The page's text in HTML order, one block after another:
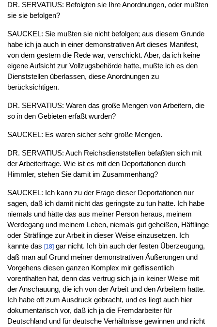
DR. SERVATIUS: Befolgten sie Ihre Anordnungen, oder mußten
sie sie befolgen?
SAUCKEL: Sie mußten sie nicht befolgen; aus diesem Grunde
habe ich ja auch in einer demonstrativen Art dieses Manifest,
von dem gestern die Rede war, verschickt. Aber, da ich keine
eigene Aufsicht zur Vollzugsbehörde hatte, mußte ich es den
Dienststellen überlassen, diese Anordnungen zu
berücksichtigen.
DR. SERVATIUS: Waren das große Mengen von Arbeitern, die
so in den Gebieten erfaßt wurden?
SAUCKEL: Es waren sicher sehr große Mengen.
DR. SERVATIUS: Auch Reichsdienststellen befaßten sich mit
der Arbeiterfrage. Wie ist es mit den Deportationen durch
Himmler, stehen Sie damit im Zusammenhang?
SAUCKEL: Ich kann zu der Frage dieser Deportationen nur
sagen, daß ich damit nicht das geringste zu tun hatte. Ich habe
niemals und hätte das aus meiner Person heraus, meinem
Werdegang und meinem Leben, niemals gut geheißen, Häftlinge
oder Sträflinge zur Arbeit in dieser Weise einzusetzen. Ich
kannte das [18]gar nicht. Ich bin auch der festen Überzeugung,
daß man auf Grund meiner demonstrativen Äußerungen und
Vorgehens diesen ganzen Komplex mir geflissentlich
vorenthalten hat, denn das vertrug sich ja in keiner Weise mit
der Anschauung, die ich von der Arbeit und den Arbeitern hatte.
Ich habe oft zum Ausdruck gebracht, und es liegt auch hier
dokumentarisch vor, daß ich ja die Fremdarbeiter für
Deutschland und für deutsche Verhältnisse gewinnen und nicht